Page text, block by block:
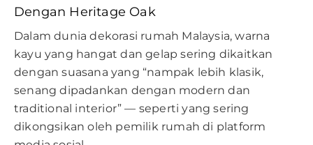
Dengan Heritage Oak
Dalam dunia dekorasi rumah Malaysia, warna
kayu yang hangat dan gelap sering dikaitkan
dengan suasana yang “nampak lebih klasik,
senang dipadankan dengan modern dan
traditional interior” — seperti yang sering
dikongsikan oleh pemilik rumah di platform